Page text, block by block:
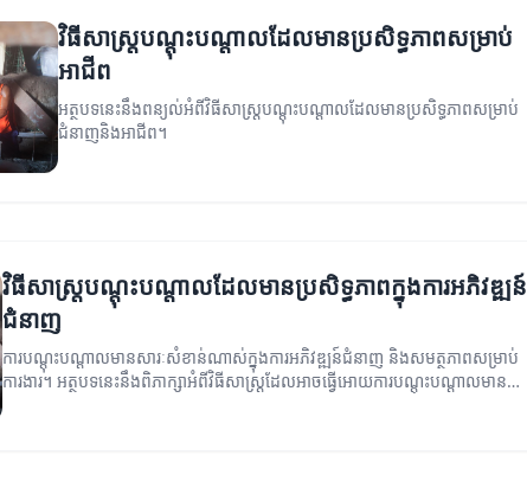
វិធីសាស្ត្របណ្តុះបណ្តាលដែលមានប្រសិទ្ធភាពសម្រាប់
អាជីព
អត្ថបទនេះនឹងពន្យល់អំពីវិធីសាស្ត្របណ្តុះបណ្តាលដែលមានប្រសិទ្ធភាពសម្រាប់
ជំនាញនិងអាជីព។
វិធីសាស្ត្របណ្តុះបណ្តាលដែលមានប្រសិទ្ធភាពក្នុងការអភិវឌ្ឍន៍
ជំនាញ
ការបណ្តុះបណ្តាលមានសារៈសំខាន់ណាស់ក្នុងការអភិវឌ្ឍន៍ជំនាញ និងសមត្ថភាពសម្រាប់
ការងារ។ អត្ថបទនេះនឹងពិភាក្សាអំពីវិធីសាស្ត្រដែលអាចធ្វើអោយការបណ្តុះបណ្តាលមាន
ប្រសិទ្ធភាព។